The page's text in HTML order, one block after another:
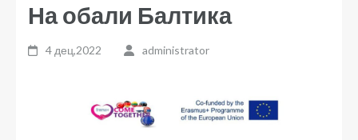
На обали Балтика
4 дец,2022 administrator